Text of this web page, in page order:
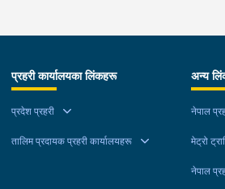
प्रहरी कार्यालयका लिंकहरू
प्रदेश प्रहरी
तालिम प्रदायक प्रहरी कार्यालयहरू
अन्य
नेपाल
मेट्रो
नेपाल